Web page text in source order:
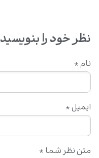
نظر خود را بنویسید
متن نظر شما *
نام *
ایمیل *